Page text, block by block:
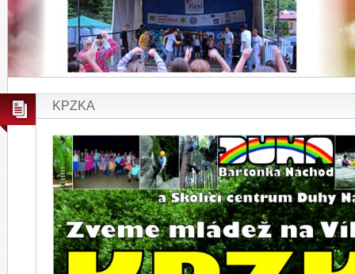
KPZKA